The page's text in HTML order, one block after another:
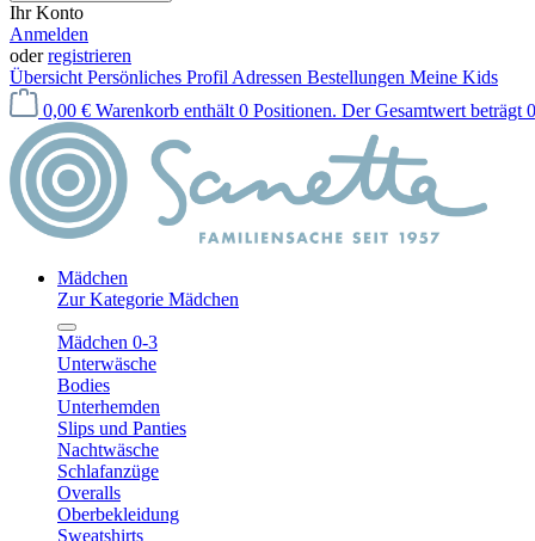
Ihr Konto
Anmelden
oderregistrieren
Übersicht Persönliches Profil Adressen Bestellungen Meine Kids
0,00 € Warenkorb enthält 0 Positionen. Der Gesamtwert beträgt
Mädchen
Zur Kategorie Mädchen
Mädchen 0-3
Unterwäsche
Bodies
Unterhemden
Slips und Panties
Nachtwäsche
Schlafanzüge
Overalls
Oberbekleidung
Sweatshirts